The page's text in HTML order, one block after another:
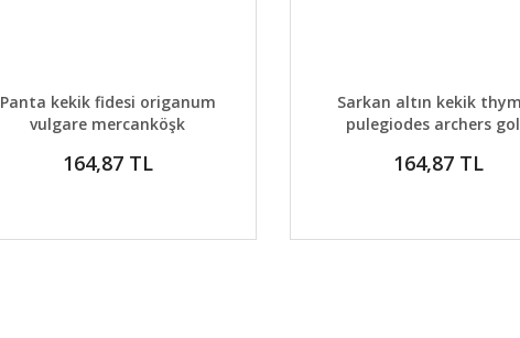
DETAYLAR SEPETE EKLE
Panta kekik fidesi origanum
vulgare mercanköşk
164,87 TL
DETAYLAR GELİNCE
Sarkan altın kekik
pulegiodes archers
164,87 TL